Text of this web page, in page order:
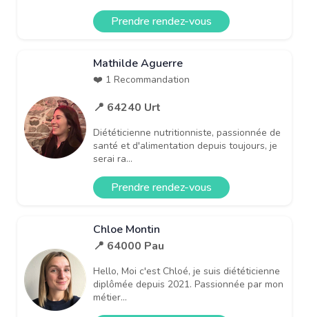
Prendre rendez-vous
Mathilde Aguerre
❤️ 1 Recommandation
📍 64240 Urt
Diététicienne nutritionniste, passionnée de
santé et d'alimentation depuis toujours, je
serai ra...
Prendre rendez-vous
Chloe Montin
📍 64000 Pau
Hello, Moi c'est Chloé, je suis diététicienne
diplômée depuis 2021. Passionnée par mon
métier...